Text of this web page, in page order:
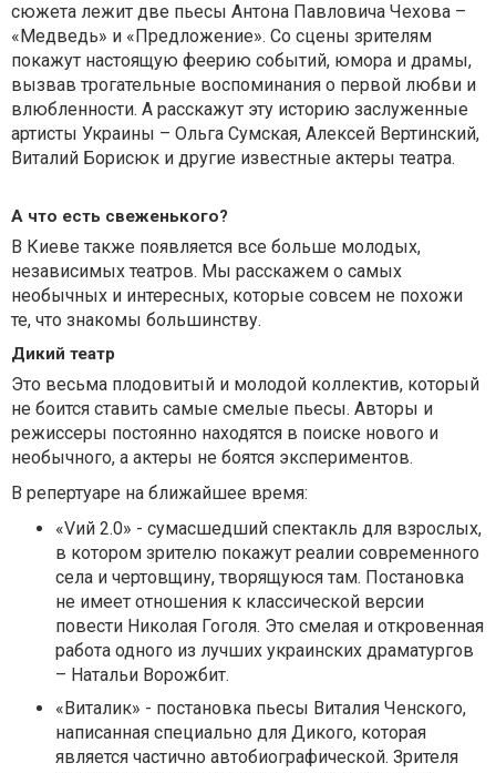
сюжета лежит две пьесы Антона Павловича Чехова –
«Медведь» и «Предложение». Со сцены зрителям
покажут настоящую феерию событий, юмора и драмы,
вызвав трогательные воспоминания о первой любви и
влюбленности. А расскажут эту историю заслуженные
артисты Украины – Ольга Сумская, Алексей Вертинский,
Виталий Борисюк и другие известные актеры театра.
А что есть свеженького?
В Киеве также появляется все больше молодых,
независимых театров. Мы расскажем о самых
необычных и интересных, которые совсем не похожи
те, что знакомы большинству.
Дикий театр
Это весьма плодовитый и молодой коллектив, который
не боится ставить самые смелые пьесы. Авторы и
режиссеры постоянно находятся в поиске нового и
необычного, а актеры не боятся экспериментов.
В репертуаре на ближайшее время:
«Vий 2.0» - сумасшедший спектакль для взрослых,
в котором зрителю покажут реалии современного
села и чертовщину, творящуюся там. Постановка
не имеет отношения к классической версии
повести Николая Гоголя. Это смелая и откровенная
работа одного из лучших украинских драматургов
– Натальи Ворожбит.
«Виталик» - постановка пьесы Виталия Ченского,
написанная специально для Дикого, которая
является частично автобиографической. Зрителя